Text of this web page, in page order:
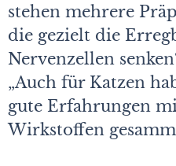
stehen mehrere
die gezielt die
Nervenzellen
„Auch für Katzen
gute Erfahrungen
Wirkstoffen